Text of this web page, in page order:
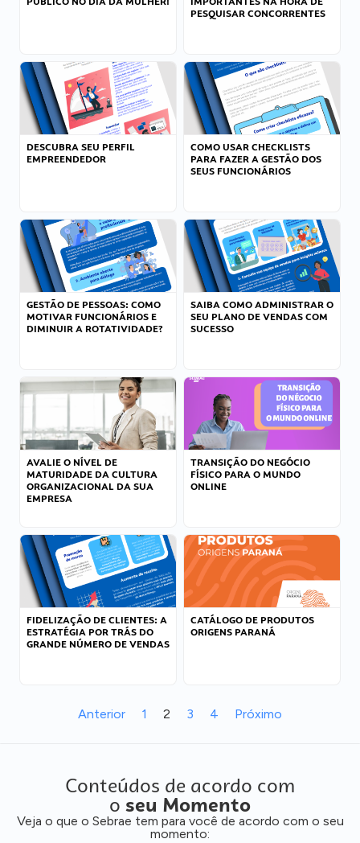
PESQUISAR CONCORRENTES
DESCUBRA SEU PERFIL
EMPREENDEDOR
COMO USAR CHECKLISTS
PARA FAZER A GESTÃO DOS
SEUS FUNCIONÁRIOS
GESTÃO DE PESSOAS: COMO
MOTIVAR FUNCIONÁRIOS E
DIMINUIR A ROTATIVIDADE?
SAIBA COMO ADMINISTRAR O
SEU PLANO DE VENDAS COM
SUCESSO
AVALIE O NÍVEL DE
MATURIDADE DA CULTURA
ORGANIZACIONAL DA SUA
EMPRESA
TRANSIÇÃO DO NEGÓCIO
FÍSICO PARA O MUNDO
ONLINE
FIDELIZAÇÃO DE CLIENTES: A
ESTRATÉGIA POR TRÁS DO
GRANDE NÚMERO DE VENDAS
CATÁLOGO DE PRODUTOS
ORIGENS PARANÁ
Anterior 1 2 3 4 Próximo
Conteúdos de acordo com
o seu Momento
Veja o que o Sebrae tem para você de acordo com o seu
momento: